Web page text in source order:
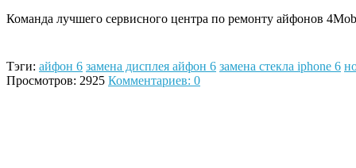
Команда лучшего сервисного центра по ремонту айфонов
Тэги: айфон 6 замена дисплея айфон 6 замена стекла iphone 6
Просмотров: 2925 Комментариев: 0